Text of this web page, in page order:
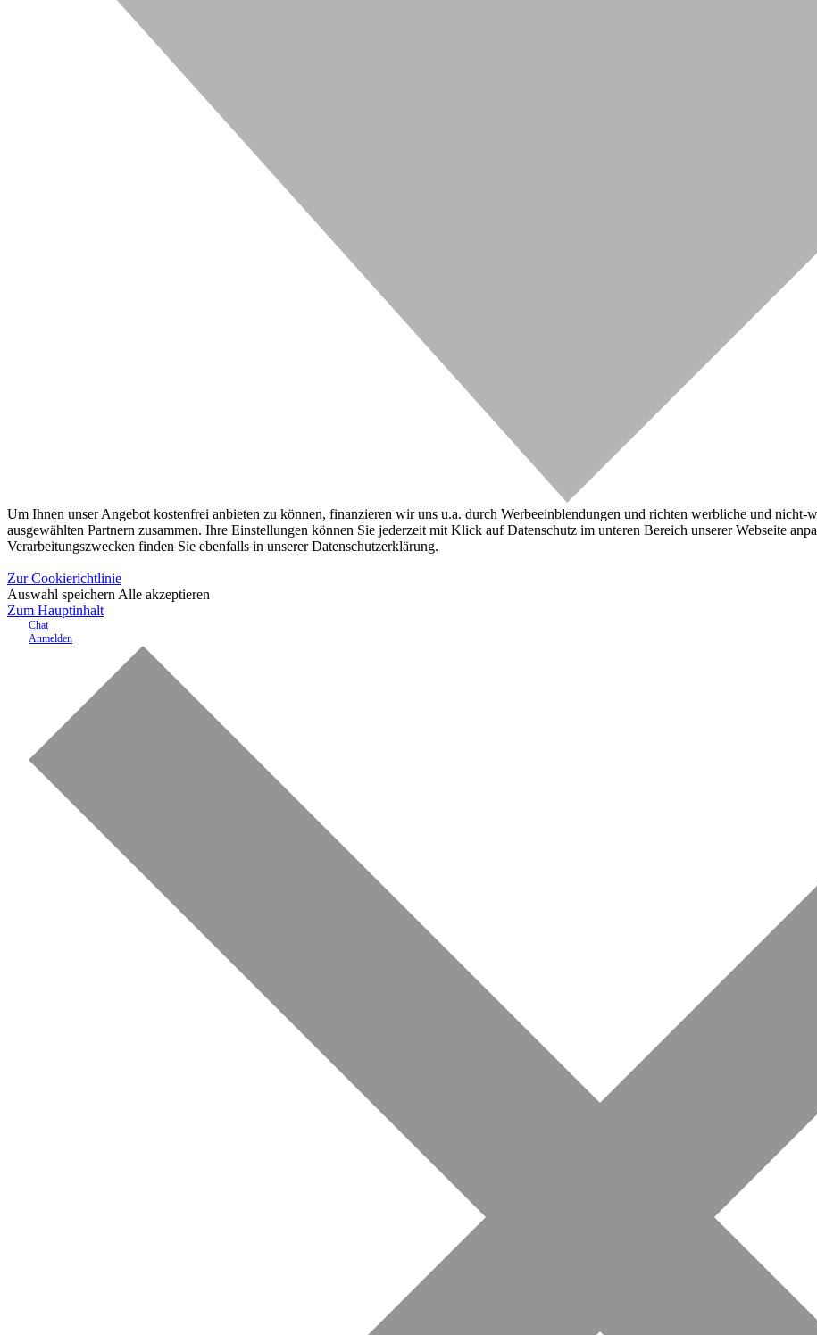
Um Ihnen unser Angebot kostenfrei anbieten zu können, finanzieren wir uns u.a. durch Werbeeinblendungen und richten werbliche und
ausgewählten Partnern zusammen. Ihre Einstellungen können Sie jederzeit mit Klick auf Datenschutz im unteren Bereich unserer Webseite
Verarbeitungszwecken finden Sie ebenfalls in unserer Datenschutzerklärung.
Zur Cookierichtlinie
Auswahl speichern Alle akzeptieren
Zum Hauptinhalt
Chat
Anmelden